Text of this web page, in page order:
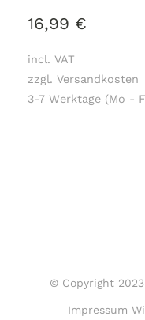
16,99 €
incl. VAT
zzgl. Versandkosten
3-7 Werktage (Mo -
© Copyright
Impressum